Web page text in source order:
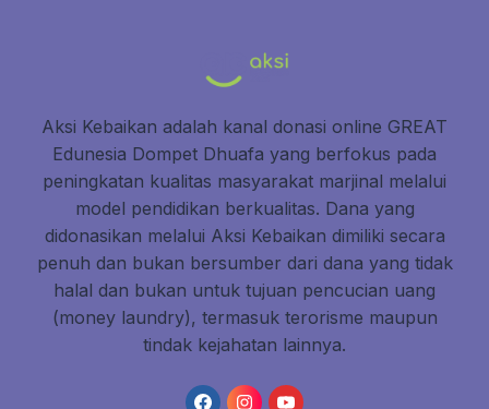
Aksi Kebaikan adalah kanal donasi online GREAT
Edunesia Dompet Dhuafa yang berfokus pada
peningkatan kualitas masyarakat marjinal melalui
model pendidikan berkualitas. Dana yang
didonasikan melalui Aksi Kebaikan dimiliki secara
penuh dan bukan bersumber dari dana yang tidak
halal dan bukan untuk tujuan pencucian uang
(money laundry), termasuk terorisme maupun
tindak kejahatan lainnya.